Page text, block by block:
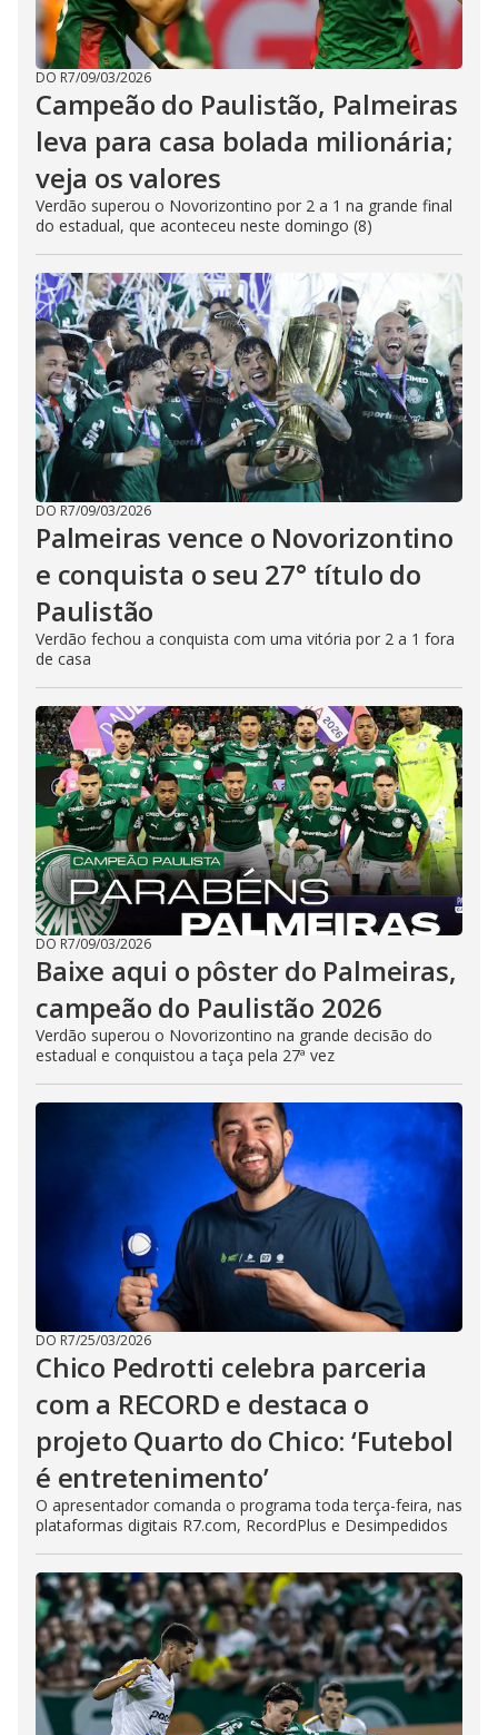
DO R7/09/03/2026
Campeão do Paulistão, Palmeiras
leva para casa bolada milionária;
veja os valores
Verdão superou o Novorizontino por 2 a 1 na grande final
do estadual, que aconteceu neste domingo (8)
DO R7/09/03/2026
Palmeiras vence o Novorizontino
e conquista o seu 27° título do
Paulistão
Verdão fechou a conquista com uma vitória por 2 a 1 fora
de casa
DO R7/09/03/2026
Baixe aqui o pôster do Palmeiras,
campeão do Paulistão 2026
Verdão superou o Novorizontino na grande decisão do
estadual e conquistou a taça pela 27ª vez
DO R7/25/03/2026
Chico Pedrotti celebra parceria
com a RECORD e destaca o
projeto Quarto do Chico: ‘Futebol
é entretenimento’
O apresentador comanda o programa toda terça-feira, nas
plataformas digitais R7.com, RecordPlus e Desimpedidos